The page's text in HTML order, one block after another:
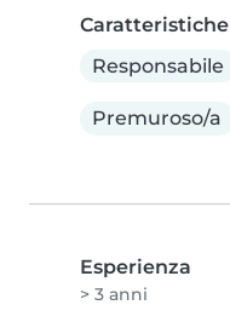
Caratteristiche
Responsabile
Premuroso/a
Esperienza
> 3 anni